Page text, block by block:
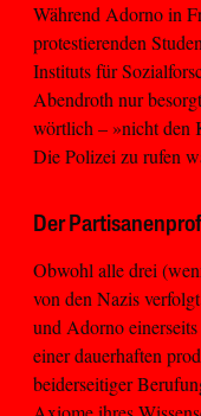
Während Adorno in
protestierenden
Instituts für
Abendroth nur
wörtlich – »nicht den
Die Polizei zu rufen
Der
Obwohl alle drei
von den Nazis
und Adorno
einer dauerhaften
beiderseitiger